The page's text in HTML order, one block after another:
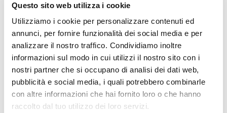
Questo sito web utilizza i cookie
Utilizziamo i cookie per personalizzare contenuti ed
annunci, per fornire funzionalità dei social media e per
analizzare il nostro traffico. Condividiamo inoltre
informazioni sul modo in cui utilizzi il nostro sito con i
nostri partner che si occupano di analisi dei dati web,
pubblicità e social media, i quali potrebbero combinarle
con altre informazioni che hai fornito loro o che hanno
raccolto dal tuo utilizzo dei loro servizi.
Maggiori
Informazioni
2085487
3420586600802
Bici
Parafango
Nero
Prezzo speciale
ZEFAL
Nero 17gr